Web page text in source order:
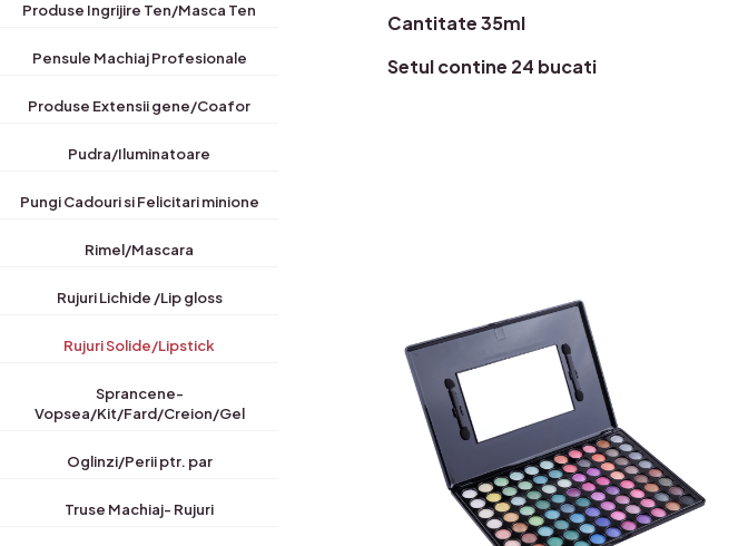
Produse Ingrijire Ten/Masca Ten
Pensule Machiaj Profesionale
Produse Extensii gene/Coafor
Pudra/Iluminatoare
Pungi Cadouri si Felicitari minione
Rimel/Mascara
Rujuri Lichide /Lip gloss
Rujuri Solide/Lipstick
Sprancene-
Vopsea/Kit/Fard/Creion/Gel
Oglinzi/Perii ptr. par
Truse Machiaj- Rujuri
Cantitate 35ml
Setul contine 24 bucati